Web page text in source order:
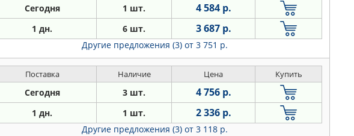
Сегодня 1 шт. 4 584 р.
1 дн. 6 шт. 3 687 р.
Другие предложения (3) от 3 751 р.
Поставка Наличие Цена Купить
Сегодня 3 шт. 4 756 р.
1 дн. 1 шт. 2 336 р.
Другие предложения (3) от 3 118 р.